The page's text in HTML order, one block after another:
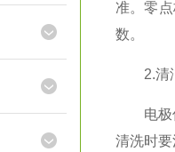
准。零
数。
2.清
电极传
清洗时